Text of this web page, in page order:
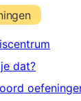
dat?